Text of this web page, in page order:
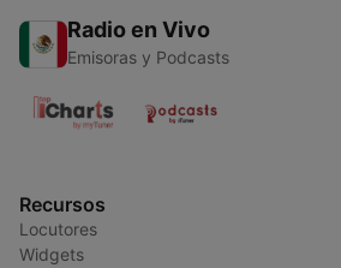
Radio en Vivo
Emisoras y Podcasts
Recursos
Locutores
Widgets